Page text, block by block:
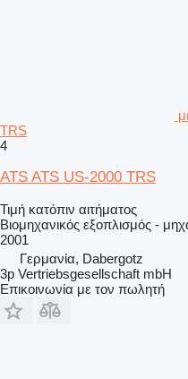
TRS
4
ATS ATS US-2000 TRS
Τιμή κατόπιν αιτήματος
Βιομηχανικός εξοπλισμός -
2001
Γερμανία, Dabergotz
3p Vertriebsgesellschaft mbH
Επικοινωνία με τον πωλητή